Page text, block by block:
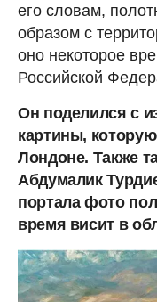
его словам,
образом с
оно некоторое
Российской
Он поделился с
картины,
Лондоне. Также
Абдумалик
портала фото
время висит в